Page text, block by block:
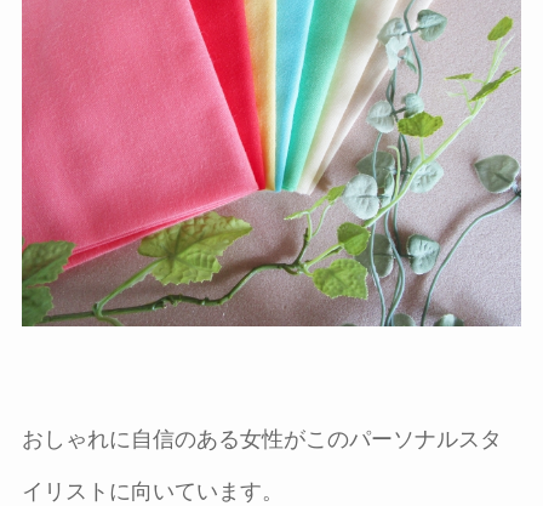
おしゃれに自信のある女性がこのパーソナルスタ
イリストに向いています。